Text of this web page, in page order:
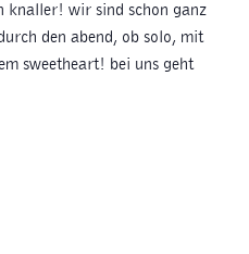
wir sind schon ganz
den abend, ob solo, mit
sweetheart! bei uns geht